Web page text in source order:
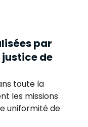
par
de
toute la
les missions
uniformité de